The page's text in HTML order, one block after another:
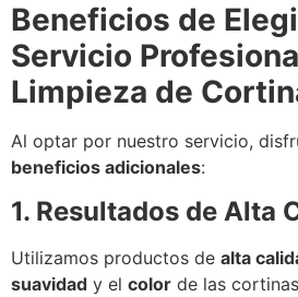
Beneficios de
Servicio
Limpieza de
Al optar por nuestro servicio,
beneficios adicionales:
1. Resultados de Alta
Utilizamos productos de alta
suavidad y el color de las